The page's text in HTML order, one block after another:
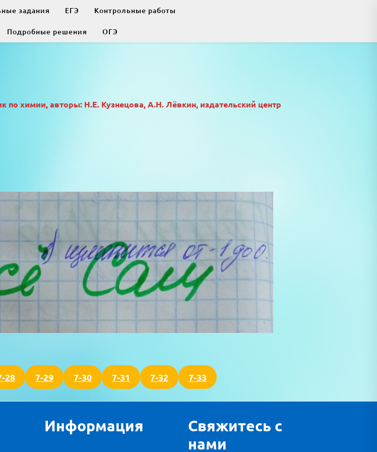
задания ЕГЭ Контрольные работы
Подробные решения ОГЭ
химии, авторы: Н.Е. Кузнецова, А.Н. Лёвкин, издательский центр
28 7-29 7-30 7-31 7-32 7-33
Информация
Свяжитесь с
нами